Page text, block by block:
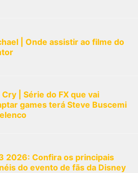
| Onde assistir ao filme do
Cry | Série do FX que vai
games terá Steve Buscemi
2026: Confira os principais
do evento de fãs da Disney